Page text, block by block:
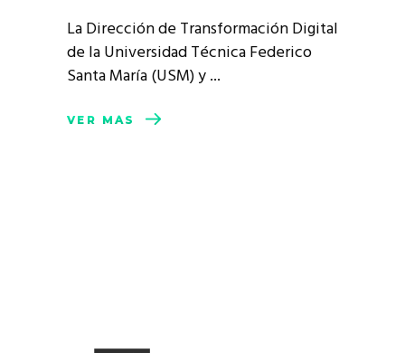
La Dirección de Transformación Digital
de la Universidad Técnica Federico
Santa María (USM) y
VER MÁS